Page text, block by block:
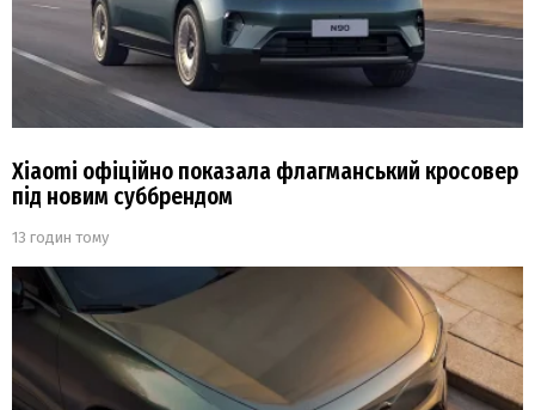
Xiaomi офіційно показала флагманський кросовер
під новим суббрендом
13 годин тому